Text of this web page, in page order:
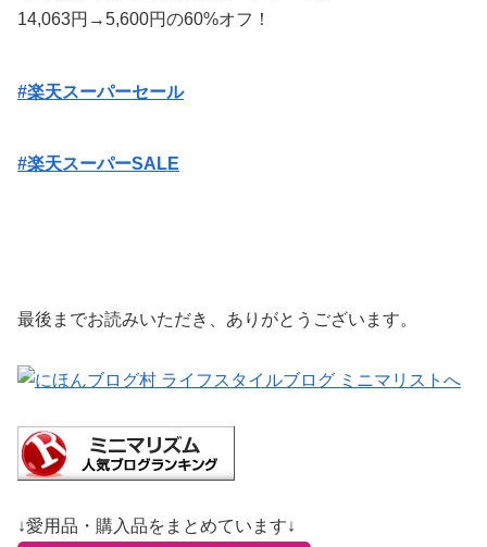
14,063円→5,600円の60%オフ！
#楽天スーパーセール
#楽天スーパーSALE
最後までお読みいただき、ありがとうございます。
↓愛用品・購入品をまとめています↓